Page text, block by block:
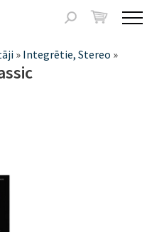
Meklēšanas
forma
» Integrētie, Stereo »